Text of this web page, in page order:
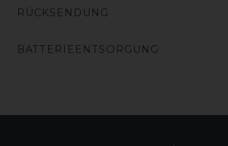
RÜCKSENDUNG
BATTERIEENTSORGUNG